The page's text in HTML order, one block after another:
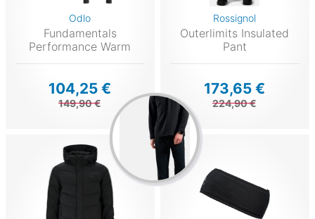
Odlo
Fundamentals
Performance Warm
104,25 €
149,90 €
Rossignol
Outerlimits Insulated
Pant
173,65 €
224,90 €